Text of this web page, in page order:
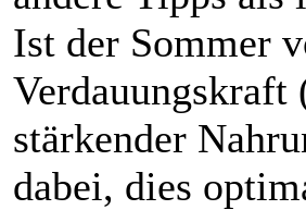
Ist der Sommer
stärkender
dabei, dies